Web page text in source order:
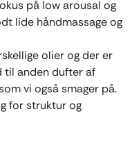
på low arousal og
lide håndmassage og
olier og der er
anden dufter af
vi også smager på.
for struktur og